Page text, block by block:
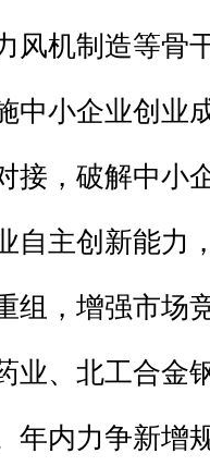
风机制造等骨
中小企业创业
接，破解中小
自主创新能力
组，增强市场
业、北工合金
年内力争新增